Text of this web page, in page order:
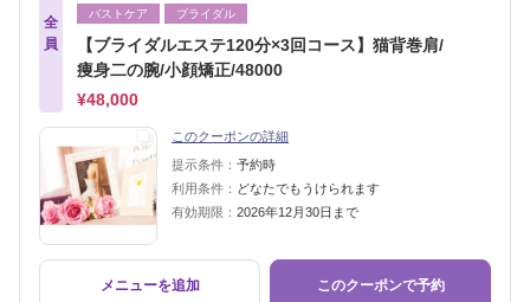
全
員
バストケア
ブライダル
【ブライダルエステ120分×3回コース】猫背巻肩/
痩身二の腕/小顔矯正/48000
¥48,000
このクーポンの詳細
提示条件： 予約時
利用条件： どなたでもうけられます
有効期限： 2026年12月30日まで
メニューを追加 このクーポンで予約